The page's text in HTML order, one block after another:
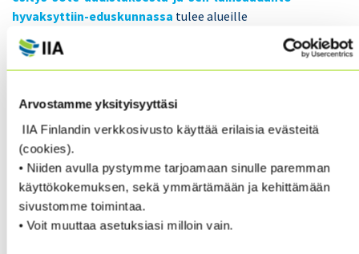
Arvostamme yksityisyyttäsi
IIA Finlandin verkkosivusto käyttää erilaisia evästeitä
(cookies).
• Niiden avulla pystymme tarjoamaan sinulle paremman
käyttökokemuksen, sekä ymmärtämään ja kehittämään
sivustomme toimintaa.
• Voit muuttaa asetuksiasi milloin vain.
hyvaksyttiin-eduskunnassa tulee alueille
perustettavaksi
hyvinvointialueita laadukkaan ja riippumattoman
sisäisen tarkastuksen järjestämiseksi. Autamme
avaamaan käsitteellisesti, mitä sisäinen tarkastus
tarkoittaa ja mitä tarkoittaa riippumattomuus.
Selkeytämme sisäisen tarkastuksen roolia suhteessa
alueiden eri tarkastus- ja arviointitoimijoiden rooleihin
ja yhteistyöhön (hyödyntäen globaalia Kolmen linjan
mallia – lisätietoa tästäKolmen linjan mallista